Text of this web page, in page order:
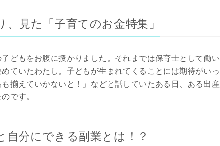
見た「子育てのお金特集」
どもをお腹に授かりました。それまでは保育士として働
ていたわたし。子どもが生まれてくることには期待がい
揃えていかないと！」などと話していたある日、ある出
です。
自分にできる副業とは！？